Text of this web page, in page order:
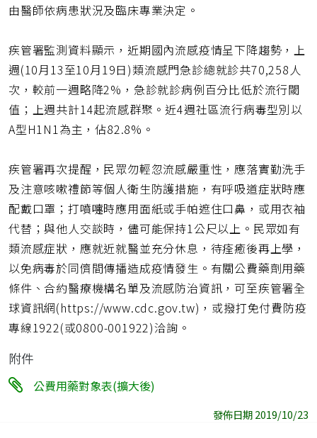
由醫師依病患狀況及臨床專業決定。
疾管署監測資料顯示，近期國內流感疫情呈下降趨勢，上
週(10月13至10月19日)類流感門急診總就診共70,258人
次，較前一週略降2%，急診就診病例百分比低於流行閾
值；上週共計14起流感群聚。近4週社區流行病毒型別以
A型H1N1為主，佔82.8%。
疾管署再次提醒，民眾勿輕忽流感嚴重性，應落實勤洗手
及注意咳嗽禮節等個人衛生防護措施，有呼吸道症狀時應
配戴口罩；打噴嚏時應用面紙或手帕遮住口鼻，或用衣袖
代替；與他人交談時，儘可能保持1公尺以上。民眾如有
類流感症狀，應就近就醫並充分休息，待痊癒後再上學，
以免病毒於同儕間傳播造成疫情發生。有關公費藥劑用藥
條件、合約醫療機構名單及流感防治資訊，可至疾管署全
球資訊網(https://www.cdc.gov.tw)，或撥打免付費防疫
專線1922(或0800-001922)洽詢。
附件
公費用藥對象表(擴大後)
發佈日期 2019/10/23